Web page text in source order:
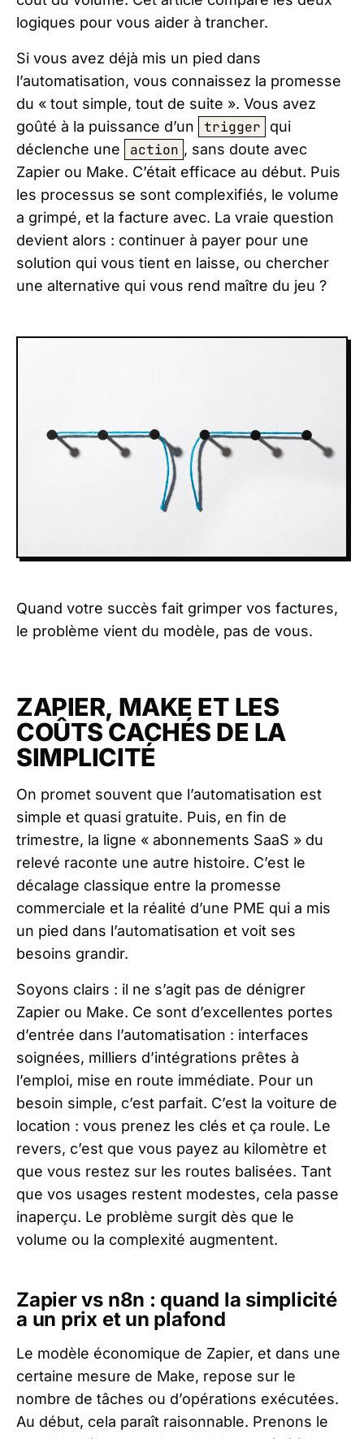
logiques pour vous aider à trancher.
Si vous avez déjà mis un pied dans
l’automatisation, vous connaissez la promesse
du « tout simple, tout de suite ». Vous avez
goûté à la puissance d’un
trigger
qui
déclenche une
action , sans doute avec
Zapier ou Make. C’était efficace au début. Puis
les processus se sont complexifiés, le volume
a grimpé, et la facture avec. La vraie question
devient alors : continuer à payer pour une
solution qui vous tient en laisse, ou chercher
une alternative qui vous rend maître du jeu ?
Quand votre succès fait grimper vos factures,
le problème vient du modèle, pas de vous.
ZAPIER, MAKE ET LES
COÛTS CACHÉS DE LA
SIMPLICITÉ
On promet souvent que l’automatisation est
simple et quasi gratuite. Puis, en fin de
trimestre, la ligne « abonnements SaaS » du
relevé raconte une autre histoire. C’est le
décalage classique entre la promesse
commerciale et la réalité d’une PME qui a mis
un pied dans l’automatisation et voit ses
besoins grandir.
Soyons clairs : il ne s’agit pas de dénigrer
Zapier ou Make. Ce sont d’excellentes portes
d’entrée dans l’automatisation : interfaces
soignées, milliers d’intégrations prêtes à
l’emploi, mise en route immédiate. Pour un
besoin simple, c’est parfait. C’est la voiture de
location : vous prenez les clés et ça roule. Le
revers, c’est que vous payez au kilomètre et
que vous restez sur les routes balisées. Tant
que vos usages restent modestes, cela passe
inaperçu. Le problème surgit dès que le
volume ou la complexité augmentent.
Zapier vs n8n : quand la simplicité
a un prix et un plafond
Le modèle économique de Zapier, et dans une
certaine mesure de Make, repose sur le
nombre de tâches ou d’opérations exécutées.
Au début, cela paraît raisonnable. Prenons le